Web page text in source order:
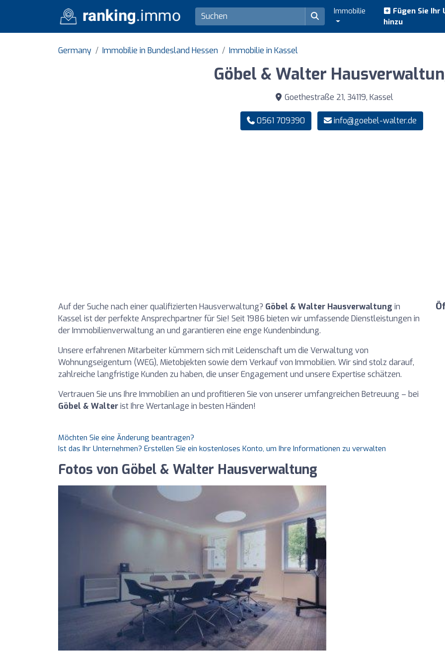
Immobilie
Fügen Sie
hinzu
Germany Immobilie in Bundesland Hessen Immobilie in Kassel
Göbel & Walter
Goethestraße 21, 34119, Kassel
0561 709390 info@goebel-walter.de
Auf der Suche nach einer qualifizierten Hausverwaltung? Göbel & Walter Hausverwaltung in
Kassel ist der perfekte Ansprechpartner für Sie! Seit 1986 bieten wir umfassende Dienstleistungen in
der Immobilienverwaltung an und garantieren eine enge Kundenbindung.
Unsere erfahrenen Mitarbeiter kümmern sich mit Leidenschaft um die Verwaltung von
Wohnungseigentum (WEG), Mietobjekten sowie dem Verkauf von Immobilien. Wir sind stolz darauf,
zahlreiche langfristige Kunden zu haben, die unser Engagement und unsere Expertise schätzen.
Vertrauen Sie uns Ihre Immobilien an und profitieren Sie von unserer umfangreichen Betreuung – bei
Göbel & Walterist Ihre Wertanlage in besten Händen!
Möchten Sie eine Änderung beantragen?
Ist das Ihr Unternehmen? Erstellen Sie ein kostenloses Konto, um Ihre Informationen zu verwalten
Fotos von Göbel & Walter Hausverwaltung